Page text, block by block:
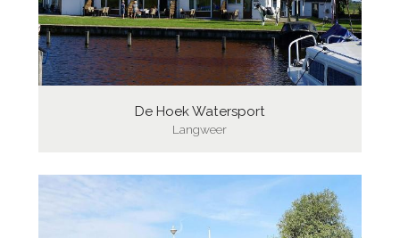
De Hoek Watersport
Langweer